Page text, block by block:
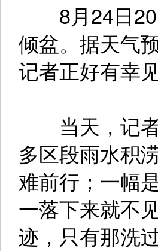
8月24日20
倾盆。据天气
记者正好有幸
当天，记者
多区段雨水积
难前行；一幅
一落下来就不
迹，只有那洗